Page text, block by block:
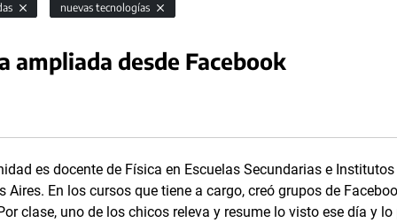
nuevas tecnologías
ampliada desde Facebook
es docente de Física en Escuelas Secundarias e
Aires. En los cursos que tiene a cargo, creó grupos de
clase, uno de los chicos releva y resume lo visto ese día y